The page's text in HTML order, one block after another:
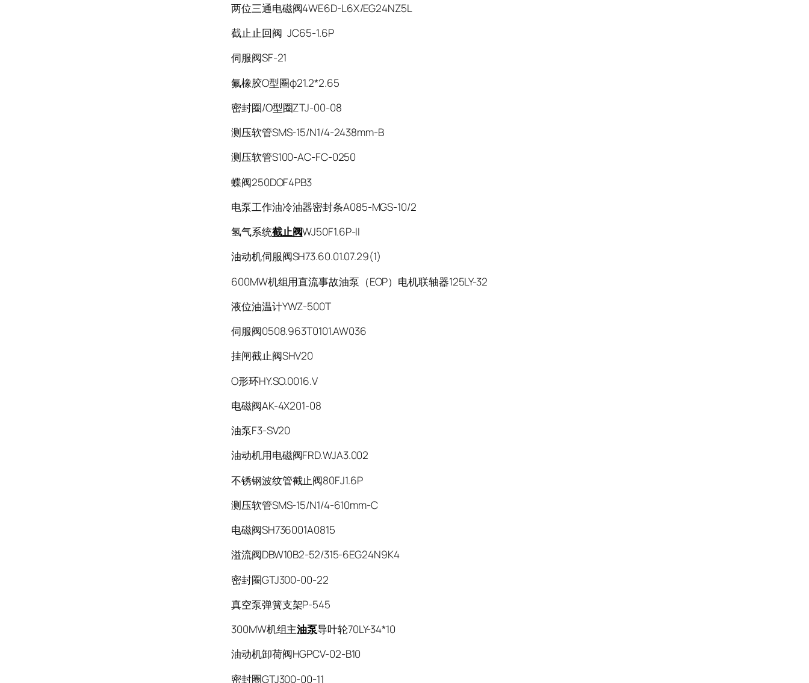
两位三通电磁阀4WE6D-L6X/EG24NZ5L
截止止回阀 JC65-1.6P
伺服阀SF-21
氟橡胶O型圈φ21.2*2.65
密封圈/O型圈ZTJ-00-08
测压软管SMS-15/N1/4-2438mm-B
测压软管S100-AC-FC-0250
蝶阀250DOF4PB3
电泵工作油冷油器密封条A085-MGS-10/2
氢气系统截止阀WJ50F1.6P-II
油动机伺服阀SH73.60.01.07.29(1)
600MW机组用直流事故油泵（EOP）电机联轴器125LY-32
液位油温计YWZ-500T
伺服阀0508.963T0101.AW036
挂闸截止阀SHV20
O形环HY.SO.0016.V
电磁阀AK-4X201-08
油泵F3-SV20
油动机用电磁阀FRD.WJA3.002
不锈钢波纹管截止阀80FJ1.6P
测压软管SMS-15/N1/4-610mm-C
电磁阀SH736001A0815
溢流阀DBW10B2-52/315-6EG24N9K4
密封圈GTJ300-00-22
真空泵弹簧支架P-545
300MW机组主油泵导叶轮70LY-34*10
油动机卸荷阀HGPCV-02-B10
密封圈GTJ300-00-11